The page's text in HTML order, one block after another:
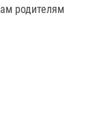
родителям